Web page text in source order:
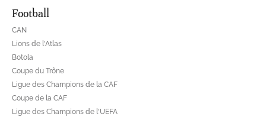
Football
CAN
Lions de l'Atlas
Botola
Coupe du Trône
Ligue des Champions de la CAF
Coupe de la CAF
Ligue des Champions de l'UEFA